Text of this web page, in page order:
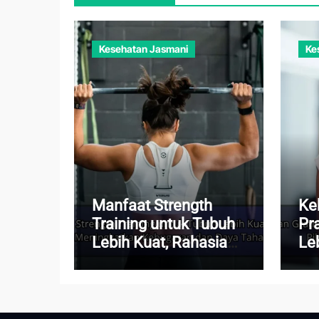
Kesehatan Jasmani
Manfaat Strength
Training untuk Tubuh
Lebih Kuat, Rahasia